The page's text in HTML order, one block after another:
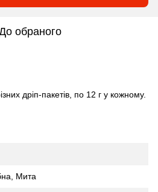
обраного
дріп-пакетів, по 12 г у кожному.
Мита